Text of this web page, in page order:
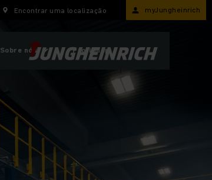
Encontrar uma localização myJungheinrich
Sobre nós ProfiShop